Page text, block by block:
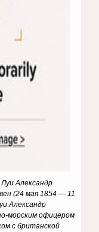
Александр
(24 мая 1854 — 11
Александр
морским офицером
с британской